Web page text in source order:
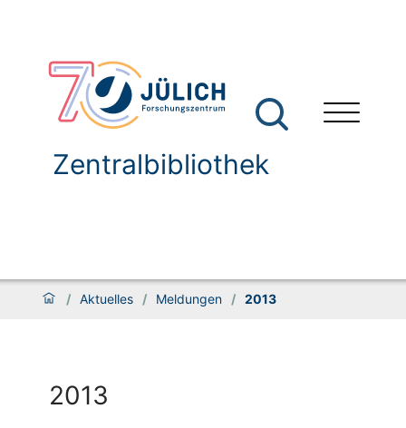
Zentralbibliothek
/ Aktuelles / Meldungen / 2013
2013